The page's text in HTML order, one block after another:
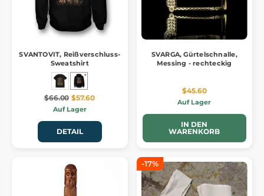
SVANTOVIT, Reißverschluss-
Sweatshirt
$66.00 $57.60
Auf Lager
DETAIL
SVARGA, Gürtelschnalle,
Messing - rechteckig
$45.60
Auf Lager
IN DEN
WARENKORB
-17%